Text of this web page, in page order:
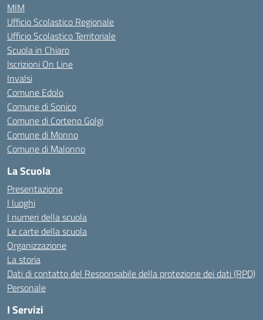
MIM
Ufficio Scolastico Regionale
Ufficio Scolastico Territoriale
Scuola in Chiaro
Iscrizioni On Line
Invalsi
Comune Edolo
Comune di Sonico
Comune di Corteno Golgi
Comune di Monno
Comune di Malonno
La Scuola
Presentazione
I luoghi
I numeri della scuola
Le carte della scuola
Organizzazione
La storia
Dati di contatto del Responsabile della protezione dei dati (RPD)
Personale
I Servizi